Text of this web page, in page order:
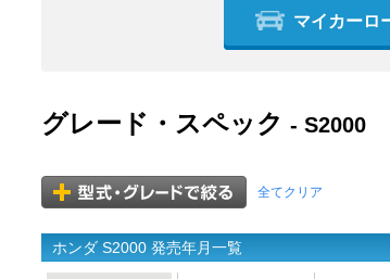
マイカーロ
グレード・スペック - S2000
全てクリア
ホンダ S2000 発売年月一覧